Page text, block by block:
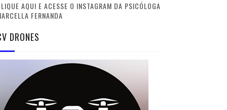
AQUI E ACESSE O INSTAGRAM DA PSICÓLOGA
FERNANDA
DRONES